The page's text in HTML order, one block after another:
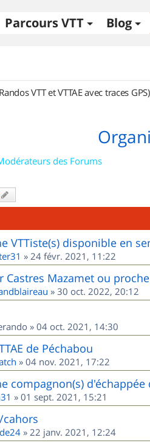
Parcours VTT Blog
VTT et VTTAE avec traces GPS)
des Forums
VTTiste(s) disponible en
» 24 févr. 2021, 11:22
Castres Mazamet ou proche
» 30 oct. 2022, 20:12
» 04 oct. 2021, 14:30
de Péchabou
» 04 nov. 2021, 17:22
compagnon(s)
» 01 sept. 2021, 15:21
» 22 janv. 2021, 12:24